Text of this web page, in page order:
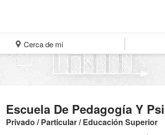
Cerca de mi
Escuela De Pedagogía Y
Privado / Particular / Educación Superior